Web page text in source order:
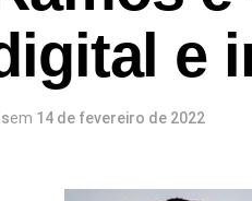
e
em 14 de fevereiro de 2022